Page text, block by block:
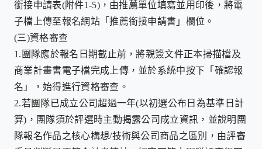
銜接申請表(附件1-5)，由推薦單位填寫並用印後，將電
子檔上傳至報名網站「推薦銜接申請書」欄位。
(三)資格審查
1. 團隊應於報名日期截止前，將親簽文件正本掃描檔及
商業計畫書電子檔完成上傳，並於系統中按下「確認報
名」，始得進行資格審查。
2.若團隊已成立公司超過一年(以初選公布日為基準日計
算) ，團隊須於評選時主動揭露公司成立資訊，並說明團
隊報名作品之核心構想/技術與公司商品之區別，由評審